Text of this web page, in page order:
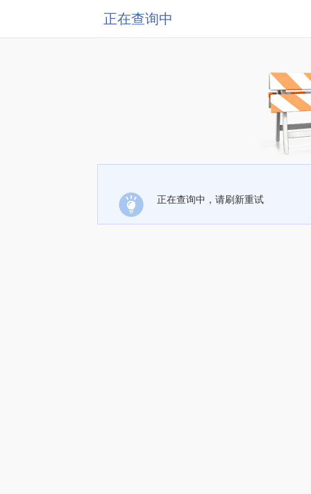
正在查询中
正在查询中，请刷新重试